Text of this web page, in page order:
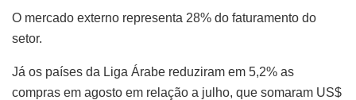
O mercado externo representa 28% do faturamento do
setor.
Já os países da Liga Árabe reduziram em 5,2% as
compras em agosto em relação a julho, que somaram US$